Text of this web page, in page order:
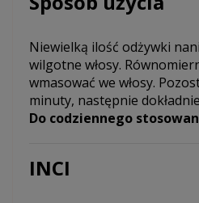
Niewielką ilość odżywki
wilgotne włosy.
wmasować we włosy.
minuty, następnie
Do codziennego
INCI